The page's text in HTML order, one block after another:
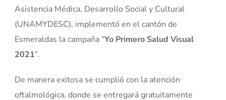
Asistencia Médica, Desarrollo Social y Cultural
(UNAMYDESC), implementó en el cantón de
Esmeraldas la campaña “Yo Primero Salud Visual
2021”.
De manera exitosa se cumplió con la atención
oftalmológica, donde se entregará gratuitamente